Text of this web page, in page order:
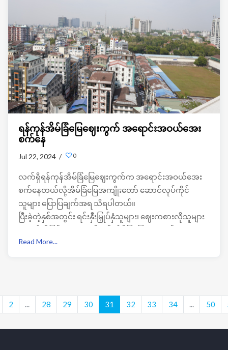
ရန်ကုန်အိမ်ခြံမြေဈေးကွက် အရောင်းအဝယ်အေး
စက်နေ
Jul 22, 2024 / 0
လက်ရှိရန်ကုန်အိမ်ခြံမြေဈေးကွက်က အရောင်းအဝယ်အေး
စက်နေတယ်လို့အိမ်ခြံမြေအကျိုးတော် ဆောင်လုပ်ကိုင်
သူများ ပြောပြချက်အရ သိရပါတယ်။
ပြီးခဲ့တဲ့နှစ်အတွင်း ရင်းနှီးမြှုပ်နှံသူများ၊ ဈေးကစားလိုသူများ
ခုနှစ် နှစ်စမှစတင်ကာဈေးကွက်အတွင်းဈေးငြိမ်နေခြင်းလည်း
Read More...
2 ... 28 29 30 31 32 33 34 ... 50